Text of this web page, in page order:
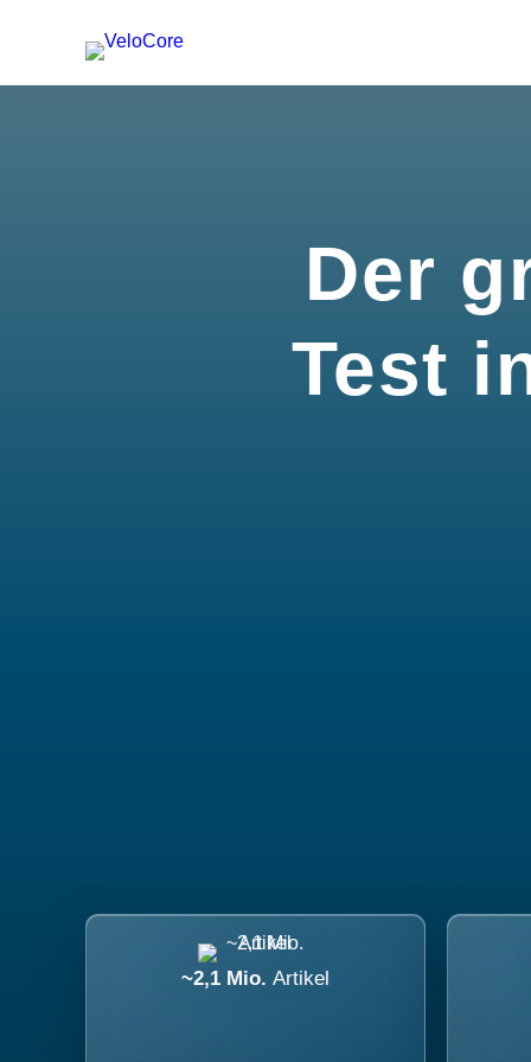
Der
Test
~2,1 Mio. Artikel